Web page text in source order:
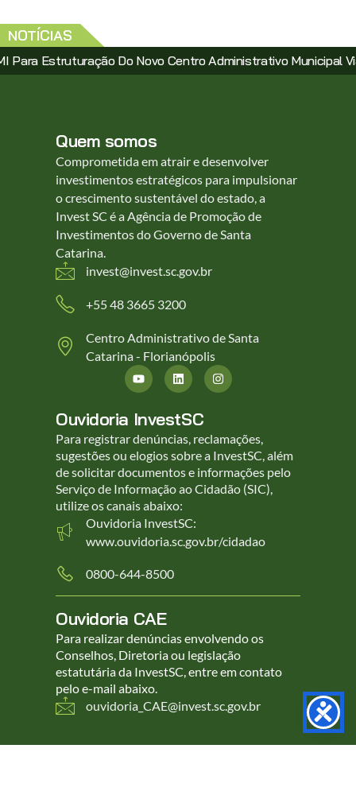
NOTÍCIAS
Do Novo Centro Administrativo Municipal Via PPP
Quem somos
Comprometida em atrair e desenvolver
investimentos estratégicos para impulsionar
o crescimento sustentável do estado, a
Invest SC é a Agência de Promoção de
Investimentos do Governo de Santa
Catarina.
invest@invest.sc.gov.br
+55 48 3665 3200
Centro Administrativo de Santa
Catarina - Florianópolis
Ouvidoria InvestSC
Para registrar denúncias, reclamações,
sugestões ou elogios sobre a InvestSC, além
de solicitar documentos e informações pelo
Serviço de Informação ao Cidadão (SIC),
utilize os canais abaixo:
Ouvidoria InvestSC:
www.ouvidoria.sc.gov.br/cidadao
0800-644-8500
Ouvidoria CAE
Para realizar denúncias envolvendo os
Conselhos, Diretoria ou legislação
estatutária da InvestSC, entre em contato
pelo e-mail abaixo.
ouvidoria_CAE@invest.sc.gov.br